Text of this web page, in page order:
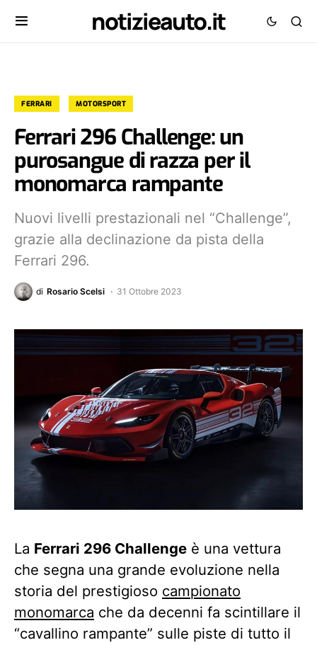
notizieauto.it
FERRARI MOTORSPORT
Ferrari 296 Challenge: un
purosangue di razza per il
monomarca rampante
Nuovi livelli prestazionali nel “Challenge”,
grazie alla declinazione da pista della
Ferrari 296.
di Rosario Scelsi 31 Ottobre 2023
La Ferrari 296 Challenge è una vettura
che segna una grande evoluzione nella
storia del prestigioso campionato
monomarca che da decenni fa scintillare il
“cavallino rampante” sulle piste di tutto il